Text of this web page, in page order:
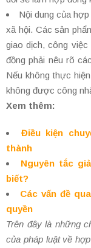
Nội dung của
xã hội. Các sản
giao dịch, công
đồng phải nêu rõ
Nếu không thực
không được công
Xem thêm:
Điều kiện
thành
Nguyên tắc
biết?
Các vấn đề
quyền
Trên đây là những
của pháp luật về